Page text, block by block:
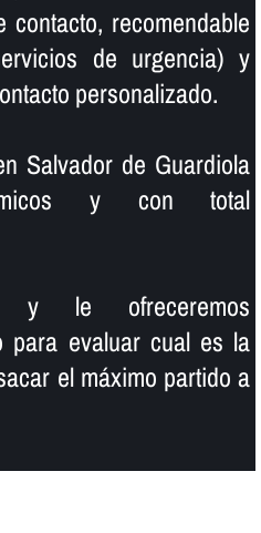
contacto, recomendable
de urgencia) y
personalizado.
Salvador de Guardiola
y con total
y le ofreceremos
para evaluar cual es la
el máximo partido a